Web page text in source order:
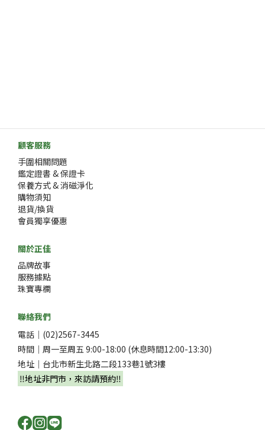
顧客服務
手圍相關問題
鑑定證書 & 保證卡
保養方式 & 消磁淨化
購物須知
退貨/換貨
會員獨享優惠
關於正佳
品牌故事
服務據點
珠寶專欄
聯絡我們
電話｜(02)2567-3445
時間｜周一至周五 9:00-18:00 (休息時間12:00-13:30)
地址｜台北市新生北路二段133巷1號3樓
‼️地址非門市，來訪請預約‼️